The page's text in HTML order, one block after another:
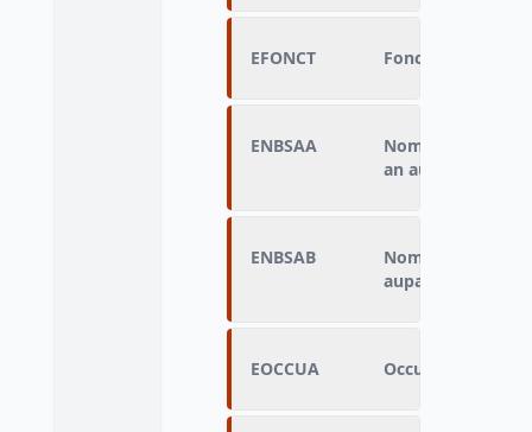
EFONCT Fonction
ENBSAA
Nombre de
an auparavant
ENBSAB
Nombre de
auparavant
EOCCUA Occupation un